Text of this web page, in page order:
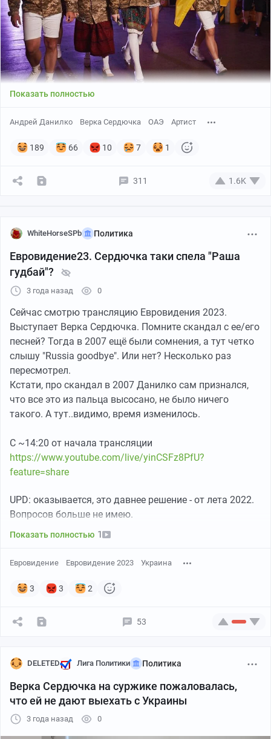
Показать полностью
Андрей Данилко Верка Сердючка ОАЭ Артист
189 66 10 7 1
311 1.6K
WhiteHorseSPb Политика
Евровидение23. Сердючка таки спела "Раша
гудбай"?
3 года назад 0
Сейчас смотрю трансляцию Евровидения 2023.
Выступает Верка Сердючка. Помните скандал с ее/его
песней? Тогда в 2007 ещё были сомнения, а тут четко
слышу "Russia goodbye". Или нет? Несколько раз
пересмотрел.
Кстати, про скандал в 2007 Данилко сам признался,
что все это из пальца высосано, не было ничего
такого. А тут..видимо, время изменилось.
С ~14:20 от начала трансляции
https://www.youtube.com/live/yinCSFz8PfU?
feature=share
UPD: оказывается, это давнее решение - от лета 2022.
Вопросов больше не имею.
Показать полностью 1
Евровидение Евровидение 2023 Украина
3 3 2
53
DELETED Лига Политики Политика
Верка Сердючка на суржике пожаловалась,
что ей не дают выехать с Украины
3 года назад 0